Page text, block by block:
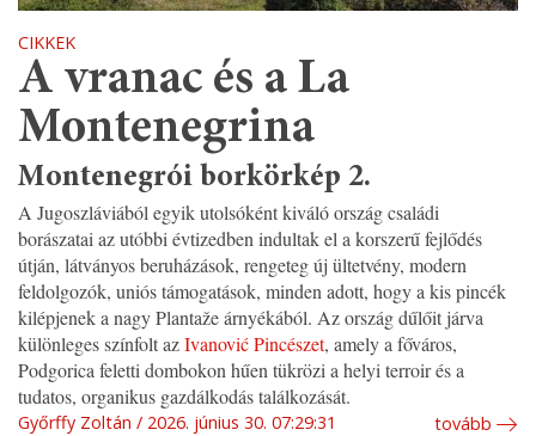
CIKKEK
A vranac és a La
Montenegrina
Montenegrói borkörkép 2.
A Jugoszláviából egyik utolsóként kiváló ország családi
borászatai az utóbbi évtizedben indultak el a korszerű fejlődés
útján, látványos beruházások, rengeteg új ültetvény, modern
feldolgozók, uniós támogatások, minden adott, hogy a kis pincék
kilépjenek a nagy Plantaže árnyékából. Az ország dűlőit járva
különleges színfolt azIvanović Pincészet, amely a főváros,
Podgorica feletti dombokon hűen tükrözi a helyi terroir és a
tudatos, organikus gazdálkodás találkozását.
Győrffy Zoltán 2026. június 30. 07:29:31 tovább